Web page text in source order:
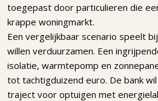
toegepast door particulieren die
krappe woningmarkt.
Een vergelijkbaar scenario speelt
willen verduurzamen. Een
isolatie, warmtepomp en
tot tachtigduizend euro. De bank
traject voor optuigen met